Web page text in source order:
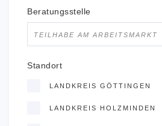
Beratungsstelle
TEILHABE AM ARBEITSMARKT
Standort
LANDKREIS GÖTTINGEN
LANDKREIS HOLZMINDEN